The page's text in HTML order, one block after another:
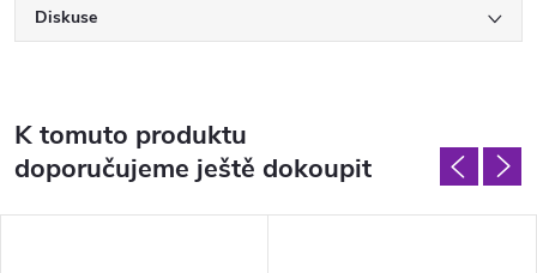
Diskuse
K tomuto produktu
doporučujeme ještě dokoupit